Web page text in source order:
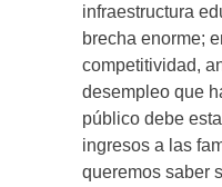
infraestructura
brecha enorme;
competitividad,
desempleo que
público debe
ingresos a las
queremos saber